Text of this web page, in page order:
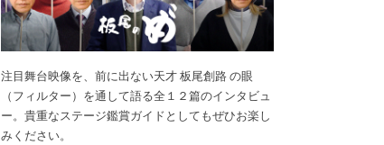
注目舞台映像を、前に出ない天才 板尾創路 の眼
（フィルター）を通して語る全１２篇のインタビュ
ー。貴重なステージ鑑賞ガイドとしてもぜひお楽し
みください。